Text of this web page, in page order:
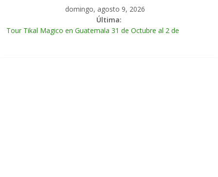
domingo, agosto 9, 2026
Última:
Tour Tikal Magico en Guatemala 31 de Octubre al 2 de